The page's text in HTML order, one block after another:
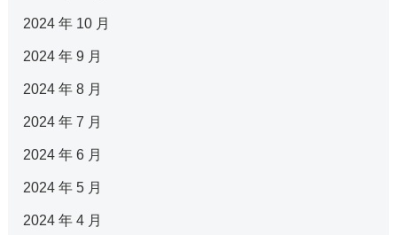
2024 年 10 月
2024 年 9 月
2024 年 8 月
2024 年 7 月
2024 年 6 月
2024 年 5 月
2024 年 4 月